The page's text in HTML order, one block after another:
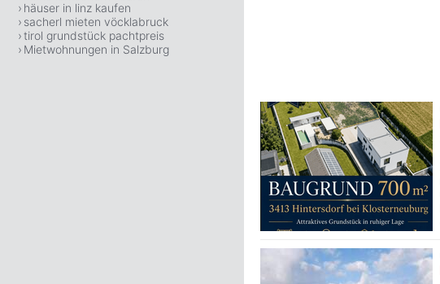
häuser in linz kaufen
sacherl mieten vöcklabruck
tirol grundstück pachtpreis
Mietwohnungen in Salzburg